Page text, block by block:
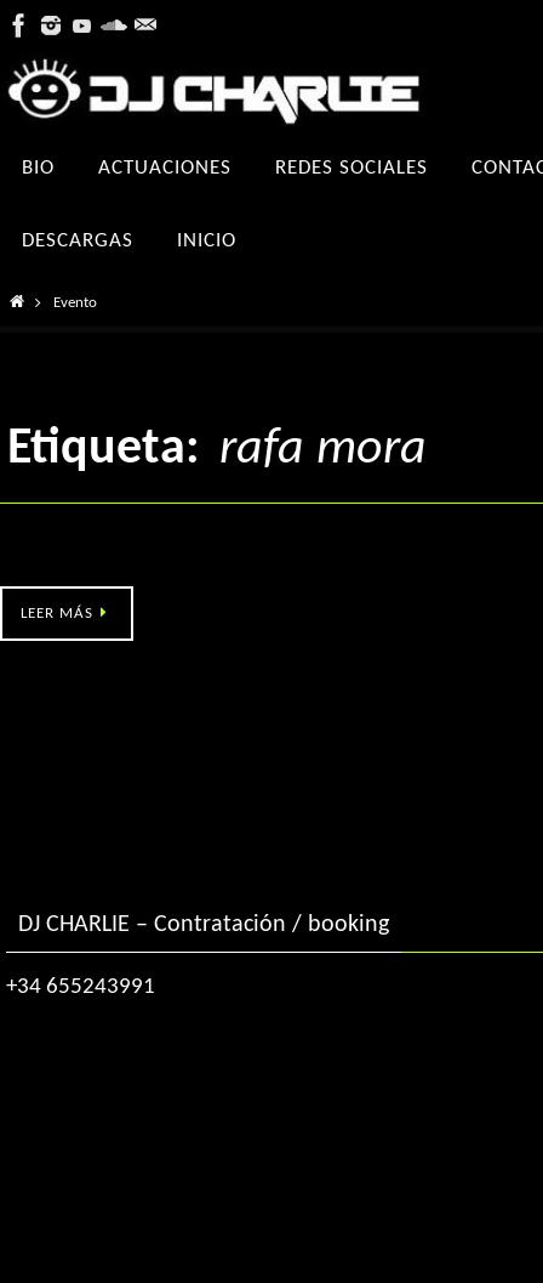
contenido
BIO ACTUACIONES REDES SOCIALES
DESCARGAS INICIO
InicioEvento
Etiqueta: rafa mora
LEER MÁS
DJ CHARLIE – Contratación / booking
+34 655243991